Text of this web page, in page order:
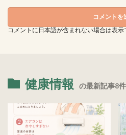
コメントに日本語が含まれない場合は表示
健康情報 の最新記事8件